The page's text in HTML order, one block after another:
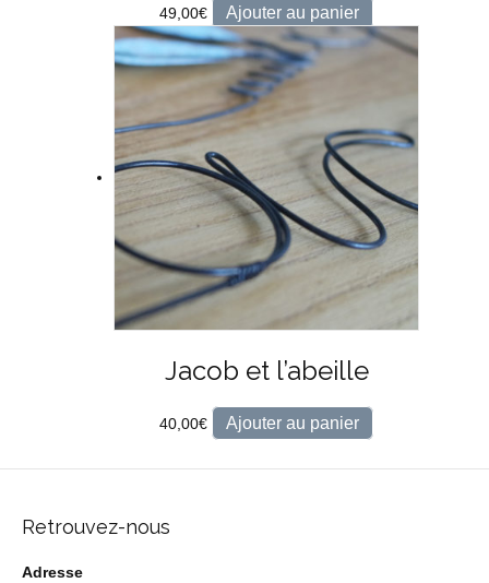
49,00€ Ajouter au panier
Jacob et l’abeille
40,00€ Ajouter au panier
Retrouvez-nous
Adresse